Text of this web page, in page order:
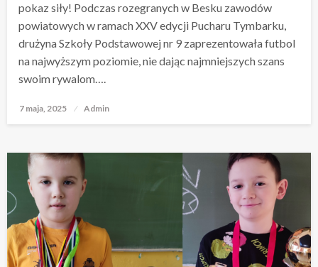
pokaz siły! Podczas rozegranych w Besku zawodów
powiatowych w ramach XXV edycji Pucharu Tymbarku,
drużyna Szkoły Podstawowej nr 9 zaprezentowała futbol
na najwyższym poziomie, nie dając najmniejszych szans
swoim rywalom….
Opublikowane
7 maja, 2025 Admin